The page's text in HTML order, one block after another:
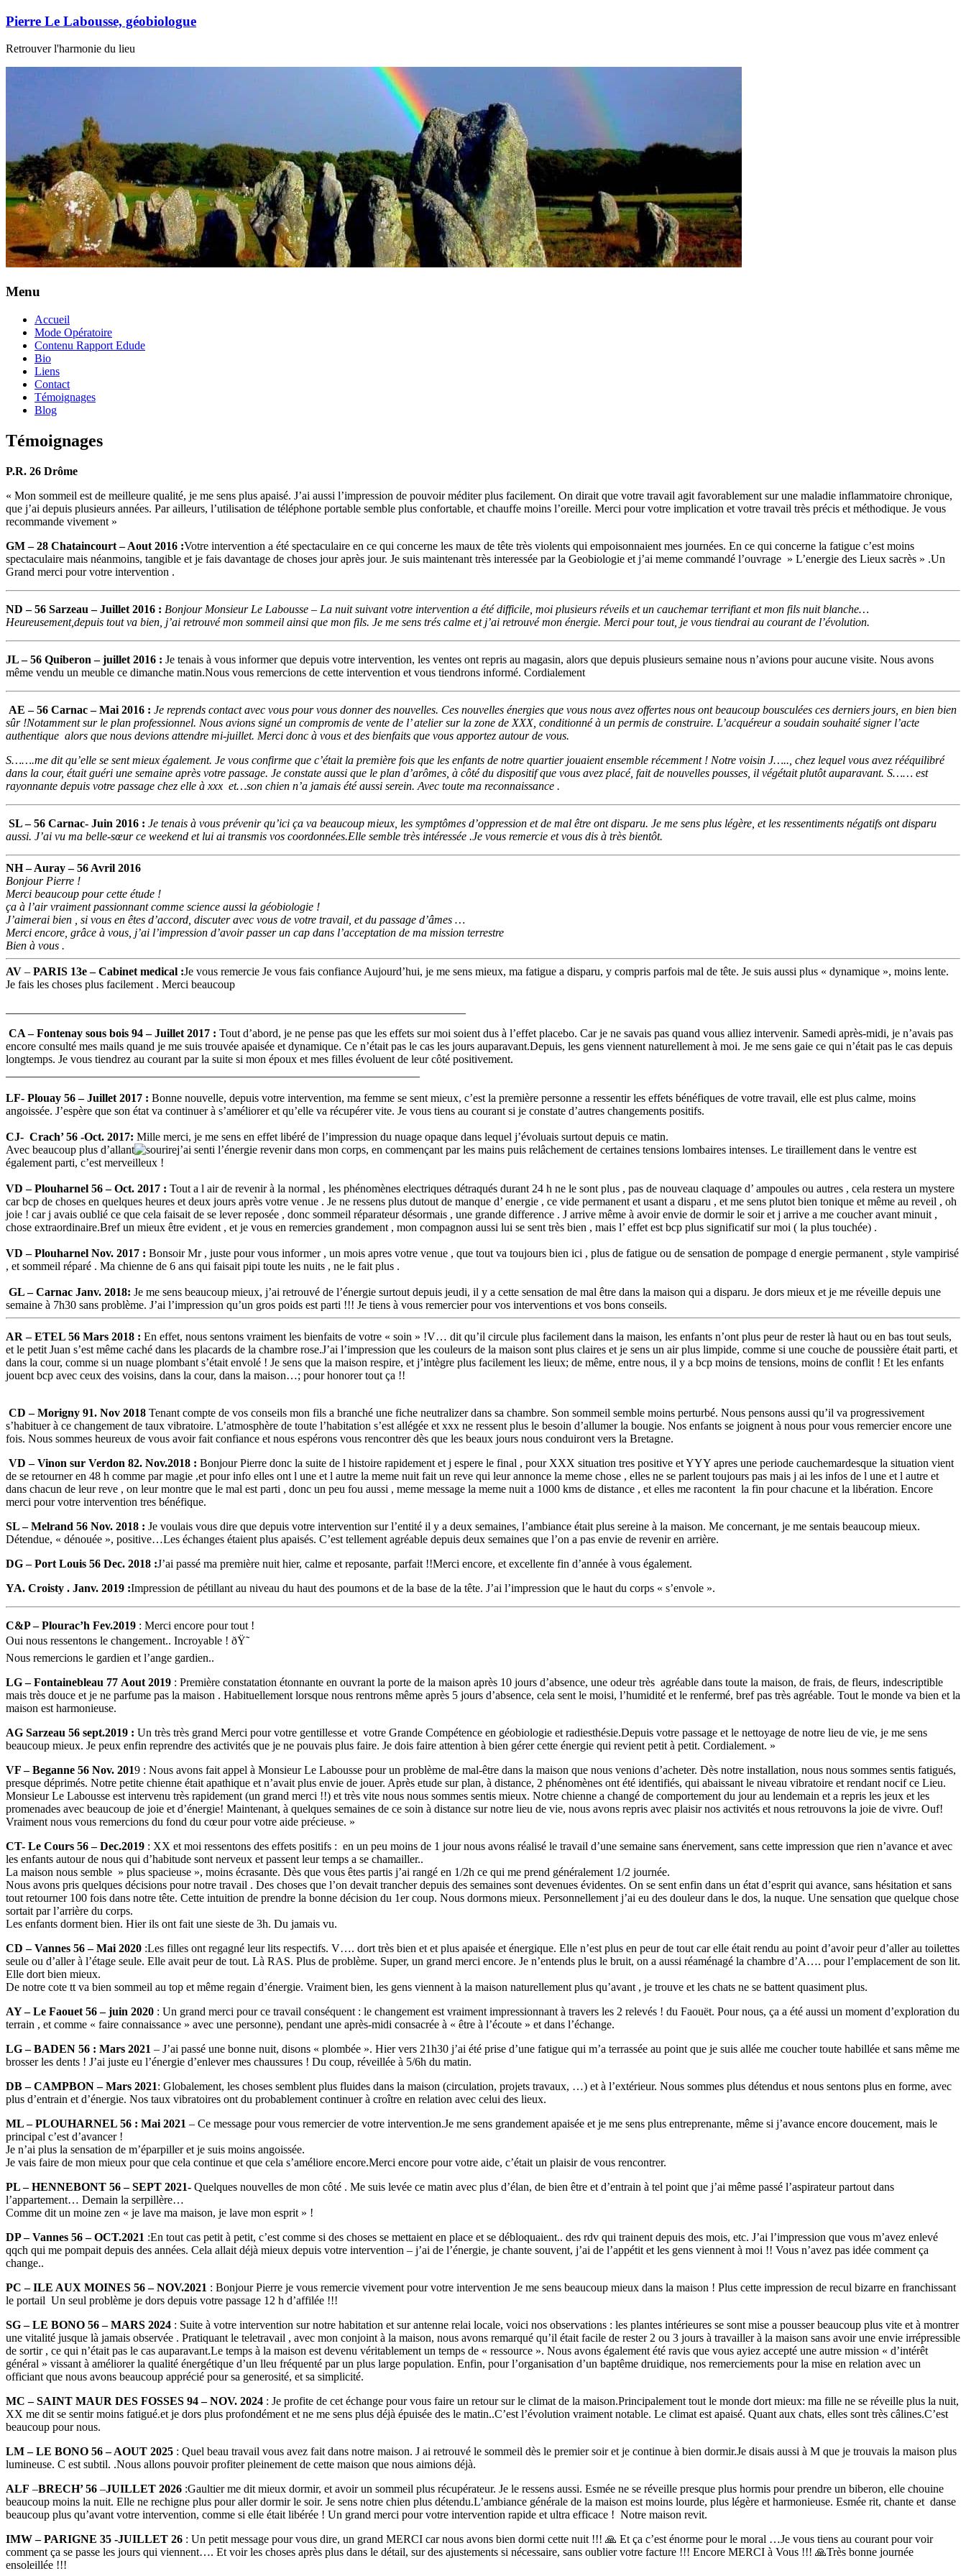
Skip
content
Pierre Le Labousse, géobiologue
Retrouver l'harmonie du lieu
Menu
Accueil
Mode Opératoire
Contenu Rapport Edude
Bio
Liens
Contact
Témoignages
Blog
Témoignages
P.R. 26 Drôme
« Mon sommeil est de meilleure qualité, je me sens plus apaisé. J’ai aussi l’impression de pouvoir méditer plus facilement. On dirait que votre travail agit favorablement sur une maladie inflammatoire chronique,
que j’ai depuis plusieurs années. Par ailleurs, l’utilisation de téléphone portable semble plus confortable, et chauffe moins l’oreille. Merci pour votre implication et votre travail très précis et méthodique. Je vous
recommande vivement »
GM – 28 Chataincourt – Aout 2016 :Votre intervention a été spectaculaire en ce qui concerne les maux de tête très violents qui empoisonnaient mes journées. En ce qui concerne la fatigue c’est moins
spectaculaire mais néanmoins, tangible et je fais davantage de choses jour après jour. Je suis maintenant très interessée par la Geobiologie et j’ai meme commandé l’ouvrage » L’energie des Lieux sacrès » .Un
Grand merci pour votre intervention .
ND – 56 Sarzeau – Juillet 2016 : Bonjour Monsieur Le Labousse – La nuit suivant votre intervention a été difficile, moi plusieurs réveils et un cauchemar terrifiant et mon fils nuit blanche…
Heureusement,depuis tout va bien, j’ai retrouvé mon sommeil ainsi que mon fils. Je me sens trés calme et j’ai retrouvé mon énergie. Merci pour tout, je vous tiendrai au courant de l’évolution.
JL – 56 Quiberon – juillet 2016 : Je tenais à vous informer que depuis votre intervention, les ventes ont repris au magasin, alors que depuis plusieurs semaine nous n’avions pour aucune visite. Nous avons
même vendu un meuble ce dimanche matin.Nous vous remercions de cette intervention et vous tiendrons informé. Cordialement
AE – 56 Carnac – Mai 2016 : Je reprends contact avec vous pour vous donner des nouvelles. Ces nouvelles énergies que vous nous avez offertes nous ont beaucoup bousculées ces derniers jours, en bien bien
sûr !Notamment sur le plan professionnel. Nous avions signé un compromis de vente de l’ atelier sur la zone de XXX, conditionné à un permis de construire. L’acquéreur a soudain souhaité signer l’acte
authentique alors que nous devions attendre mi-juillet. Merci donc à vous et des bienfaits que vous apportez autour de vous.
S…….me dit qu’elle se sent mieux également. Je vous confirme que c’était la première fois que les enfants de notre quartier jouaient ensemble récemment ! Notre voisin J….., chez lequel vous avez rééquilibré
dans la cour, était guéri une semaine après votre passage. Je constate aussi que le plan d’arômes, à côté du dispositif que vous avez placé, fait de nouvelles pousses, il végétait plutôt auparavant. S…… est
rayonnante depuis votre passage chez elle à xxx et…son chien n’a jamais été aussi serein. Avec toute ma reconnaissance .
SL – 56 Carnac- Juin 2016 : Je tenais à vous prévenir qu’ici ça va beaucoup mieux, les symptômes d’oppression et de mal être ont disparu. Je me sens plus légère, et les ressentiments négatifs ont disparu
aussi. J’ai vu ma belle-sœur ce weekend et lui ai transmis vos coordonnées.Elle semble très intéressée .Je vous remercie et vous dis à très bientôt.
NH – Auray – 56 Avril 2016
Bonjour Pierre !
Merci beaucoup pour cette étude !
ça à l’air vraiment passionnant comme science aussi la géobiologie !
J’aimerai bien , si vous en êtes d’accord, discuter avec vous de votre travail, et du passage d’âmes …
Merci encore, grâce à vous, j’ai l’impression d’avoir passer un cap dans l’acceptation de ma mission terrestre
Bien à vous .
AV – PARIS 13e – Cabinet medical :Je vous remercie Je vous fais confiance Aujourd’hui, je me sens mieux, ma fatigue a disparu, y compris parfois mal de tête. Je suis aussi plus « dynamique », moins lente.
Je fais les choses plus facilement . Merci beaucoup
CA – Fontenay sous bois 94 – Juillet 2017 : Tout d’abord, je ne pense pas que les effets sur moi soient dus à l’effet placebo. Car je ne savais pas quand vous alliez intervenir. Samedi après-midi, je n’avais pas
encore consulté mes mails quand je me suis trouvée apaisée et dynamique. Ce n’était pas le cas les jours auparavant.Depuis, les gens viennent naturellement à moi. Je me sens gaie ce qui n’était pas le cas depuis
longtemps. Je vous tiendrez au courant par la suite si mon époux et mes filles évoluent de leur côté positivement.
LF- Plouay 56 – Juillet 2017 : Bonne nouvelle, depuis votre intervention, ma femme se sent mieux, c’est la première personne a ressentir les effets bénéfiques de votre travail, elle est plus calme, moins
angoissée. J’espère que son état va continuer à s’améliorer et qu’elle va récupérer vite. Je vous tiens au courant si je constate d’autres changements positifs.
CJ- Crach’ 56 -Oct. 2017: Mille merci, je me sens en effet libéré de l’impression du nuage opaque dans lequel j’évoluais surtout depuis ce matin.
Avec beaucoup plus d’allant
j’ai senti l’énergie revenir dans mon corps, en commençant par les mains puis relâchement de certaines tensions lombaires intenses. Le tiraillement dans le ventre est
également parti, c’est merveilleux !
VD – Plouharnel 56 – Oct. 2017 : Tout a l air de revenir à la normal , les phénomènes electriques détraqués durant 24 h ne le sont plus , pas de nouveau claquage d’ ampoules ou autres , cela restera un mystere
car bcp de choses en quelques heures et deux jours après votre venue . Je ne ressens plus dutout de manque d’ energie , ce vide permanent et usant a disparu , et me sens plutot bien tonique et même au reveil , oh
joie ! car j avais oublié ce que cela faisait de se lever reposée , donc sommeil réparateur désormais , une grande difference . J arrive même à avoir envie de dormir le soir et j arrive a me coucher avant minuit ,
chose extraordinaire.Bref un mieux être evident , et je vous en remercies grandement , mon compagnon aussi lui se sent très bien , mais l’ effet est bcp plus significatif sur moi ( la plus touchée) .
VD – Plouharnel Nov. 2017 : Bonsoir Mr , juste pour vous informer , un mois apres votre venue , que tout va toujours bien ici , plus de fatigue ou de sensation de pompage d energie permanent , style vampirisé
, et sommeil réparé . Ma chienne de 6 ans qui faisait pipi toute les nuits , ne le fait plus .
GL – Carnac Janv. 2018: Je me sens beaucoup mieux, j’ai retrouvé de l’énergie surtout depuis jeudi, il y a cette sensation de mal être dans la maison qui a disparu. Je dors mieux et je me réveille depuis une
semaine à 7h30 sans problème. J’ai l’impression qu’un gros poids est parti !!! Je tiens à vous remercier pour vos interventions et vos bons conseils.
AR – ETEL 56 Mars 2018 : En effet, nous sentons vraiment les bienfaits de votre « soin » !V… dit qu’il circule plus facilement dans la maison, les enfants n’ont plus peur de rester là haut ou en bas tout seuls,
et le petit Juan s’est même caché dans les placards de la chambre rose.J’ai l’impression que les couleurs de la maison sont plus claires et je sens un air plus limpide, comme si une couche de poussière était parti, et
dans la cour, comme si un nuage plombant s’était envolé ! Je sens que la maison respire, et j’intègre plus facilement les lieux; de même, entre nous, il y a bcp moins de tensions, moins de conflit ! Et les enfants
jouent bcp avec ceux des voisins, dans la cour, dans la maison…; pour honorer tout ça !!
CD – Morigny 91. Nov 2018 Tenant compte de vos conseils mon fils a branché une fiche neutralizer dans sa chambre. Son sommeil semble moins perturbé. Nous pensons aussi qu’il va progressivement
s’habituer à ce changement de taux vibratoire. L’atmosphère de toute l’habitation s’est allégée et xxx ne ressent plus le besoin d’allumer la bougie. Nos enfants se joignent à nous pour vous remercier encore une
fois. Nous sommes heureux de vous avoir fait confiance et nous espérons vous rencontrer dès que les beaux jours nous conduiront vers la Bretagne.
VD – Vinon sur Verdon 82. Nov.2018 : Bonjour Pierre donc la suite de l histoire rapidement et j espere le final , pour XXX situation tres positive et YYY apres une periode cauchemardesque la situation vient
de se retourner en 48 h comme par magie ,et pour info elles ont l une et l autre la meme nuit fait un reve qui leur annonce la meme chose , elles ne se parlent toujours pas mais j ai les infos de l une et l autre et
dans chacun de leur reve , on leur montre que le mal est parti , donc un peu fou aussi , meme message la meme nuit a 1000 kms de distance , et elles me racontent la fin pour chacune et la libération. Encore
merci pour votre intervention tres bénéfique.
SL – Melrand 56 Nov. 2018 : Je voulais vous dire que depuis votre intervention sur l’entité il y a deux semaines, l’ambiance était plus sereine à la maison. Me concernant, je me sentais beaucoup mieux.
Détendue, « dénouée », positive…Les échanges étaient plus apaisés. C’est tellement agréable depuis deux semaines que l’on a pas envie de revenir en arrière.
DG – Port Louis 56 Dec. 2018 :J’ai passé ma première nuit hier, calme et reposante, parfait !!Merci encore, et excellente fin d’année à vous également.
YA. Croisty . Janv. 2019 :Impression de pétillant au niveau du haut des poumons et de la base de la tête. J’ai l’impression que le haut du corps « s’envole ».
C&P – Plourac’h Fev.2019 : Merci encore pour tout !
Oui nous ressentons le changement.. Incroyable ! ðŸ˜
Nous remercions le gardien et l’ange gardien..
LG – Fontainebleau 77 Aout 2019 : Première constatation étonnante en ouvrant la porte de la maison après 10 jours d’absence, une odeur très agréable dans toute la maison, de frais, de fleurs, indescriptible
mais très douce et je ne parfume pas la maison . Habituellement lorsque nous rentrons même après 5 jours d’absence, cela sent le moisi, l’humidité et le renfermé, bref pas très agréable. Tout le monde va bien et la
maison est harmonieuse.
AG Sarzeau 56 sept.2019 : Un très très grand Merci pour votre gentillesse et votre Grande Compétence en géobiologie et radiesthésie.Depuis votre passage et le nettoyage de notre lieu de vie, je me sens
beaucoup mieux. Je peux enfin reprendre des activités que je ne pouvais plus faire. Je dois faire attention à bien gérer cette énergie qui revient petit à petit. Cordialement. »
VF – Beganne 56 Nov. 2019 : Nous avons fait appel à Monsieur Le Labousse pour un problème de mal-être dans la maison que nous venions d’acheter. Dès notre installation, nous nous sommes sentis fatigués,
presque déprimés. Notre petite chienne était apathique et n’avait plus envie de jouer. Après etude sur plan, à distance, 2 phénomènes ont été identifiés, qui abaissant le niveau vibratoire et rendant nocif ce Lieu.
Monsieur Le Labousse est intervenu très rapidement (un grand merci !!) et très vite nous nous sommes sentis mieux. Notre chienne a changé de comportement du jour au lendemain et a repris les jeux et les
promenades avec beaucoup de joie et d’énergie! Maintenant, à quelques semaines de ce soin à distance sur notre lieu de vie, nous avons repris avec plaisir nos activités et nous retrouvons la joie de vivre. Ouf!
Vraiment nous vous remercions du fond du cœur pour votre aide précieuse. »
CT- Le Cours 56 – Dec.2019 : XX et moi ressentons des effets positifs : en un peu moins de 1 jour nous avons réalisé le travail d’une semaine sans énervement, sans cette impression que rien n’avance et avec
les enfants autour de nous qui d’habitude sont nerveux et passent leur temps a se chamailler..
La maison nous semble » plus spacieuse », moins écrasante. Dès que vous êtes partis j’ai rangé en 1/2h ce qui me prend généralement 1/2 journée.
Nous avons pris quelques décisions pour notre travail . Des choses que l’on devait trancher depuis des semaines sont devenues évidentes. On se sent enfin dans un état d’esprit qui avance, sans hésitation et sans
tout retourner 100 fois dans notre tête. Cette intuition de prendre la bonne décision du 1er coup. Nous dormons mieux. Personnellement j’ai eu des douleur dans le dos, la nuque. Une sensation que quelque chose
sortait par l’arrière du corps.
Les enfants dorment bien. Hier ils ont fait une sieste de 3h. Du jamais vu.
CD – Vannes 56 – Mai 2020 :Les filles ont regagné leur lits respectifs. V…. dort très bien et et plus apaisée et énergique. Elle n’est plus en peur de tout car elle était rendu au point d’avoir peur d’aller au toilettes
seule ou d’aller à l’étage seule. Elle avait peur de tout. Là RAS. Plus de problème. Super, un grand merci encore. Je n’entends plus le bruit, on a aussi réaménagé la chambre d’A…. pour l’emplacement de son lit.
Elle dort bien mieux.
De notre cote tt va bien sommeil au top et même regain d’énergie. Vraiment bien, les gens viennent à la maison naturellement plus qu’avant , je trouve et les chats ne se battent quasiment plus.
AY – Le Faouet 56 – juin 2020 : Un grand merci pour ce travail conséquent : le changement est vraiment impressionnant à travers les 2 relevés ! du Faouët. Pour nous, ça a été aussi un moment d’exploration du
terrain , et comme « faire connaissance » avec une personne), pendant une après-midi consacrée à « être à l’écoute » et dans l’échange.
LG – BADEN 56 : Mars 2021 – J’ai passé une bonne nuit, disons « plombée ». Hier vers 21h30 j’ai été prise d’une fatigue qui m’a terrassée au point que je suis allée me coucher toute habillée et sans même me
brosser les dents ! J’ai juste eu l’énergie d’enlever mes chaussures ! Du coup, réveillée à 5/6h du matin.
DB – CAMPBON – Mars 2021: Globalement, les choses semblent plus fluides dans la maison (circulation, projets travaux, …) et à l’extérieur. Nous sommes plus détendus et nous sentons plus en forme, avec
plus d’entrain et d’énergie. Nos taux vibratoires ont du probablement continuer à croître en relation avec celui des lieux.
ML – PLOUHARNEL 56 : Mai 2021 – Ce message pour vous remercier de votre intervention.Je me sens grandement apaisée et je me sens plus entreprenante, même si j’avance encore doucement, mais le
principal c’est d’avancer !
Je n’ai plus la sensation de m’éparpiller et je suis moins angoissée.
Je vais faire de mon mieux pour que cela continue et que cela s’améliore encore.Merci encore pour votre aide, c’était un plaisir de vous rencontrer.
PL – HENNEBONT 56 – SEPT 2021- Quelques nouvelles de mon côté . Me suis levée ce matin avec plus d’élan, de bien être et d’entrain à tel point que j’ai même passé l’aspirateur partout dans
l’appartement… Demain la serpillère…
Comme dit un moine zen « je lave ma maison, je lave mon esprit » !
DP – Vannes 56 – OCT.2021 :En tout cas petit à petit, c’est comme si des choses se mettaient en place et se débloquaient.. des rdv qui trainent depuis des mois, etc. J’ai l’impression que vous m’avez enlevé
qqch qui me pompait depuis des années. Cela allait déjà mieux depuis votre intervention – j’ai de l’énergie, je chante souvent, j’ai de l’appétit et les gens viennent à moi !! Vous n’avez pas idée comment ça
change..
PC – ILE AUX MOINES 56 – NOV.2021 : Bonjour Pierre je vous remercie vivement pour votre intervention Je me sens beaucoup mieux dans la maison ! Plus cette impression de recul bizarre en franchissant
le portail Un seul problème je dors depuis votre passage 12 h d’affilée !!!
SG – LE BONO 56 – MARS 2024 : Suite à votre intervention sur notre habitation et sur antenne relai locale, voici nos observations : les plantes intérieures se sont mise a pousser beaucoup plus vite et à montrer
une vitalité jusque là jamais observée . Pratiquant le teletravail , avec mon conjoint à la maison, nous avons remarqué qu’il était facile de rester 2 ou 3 jours à travailler à la maison sans avoir une envie irrépressible
de sortir , ce qui n’était pas le cas auparavant.Le temps à la maison est devenu véritablement un temps de « ressource ». Nous avons également été ravis que vous ayiez accepté une autre mission « d’intérêt
général » vissant à améliorer la qualité énergétique d’un lleu fréquenté par un plus large population. Enfin, pour l’organisation d’un baptême druidique, nos remerciements pour la mise en relation avec un
officiant que nous avons beaucoup apprécié pour sa generosité, et sa simplicité.
MC – SAINT MAUR DES FOSSES 94 – NOV. 2024 : Je profite de cet échange pour vous faire un retour sur le climat de la maison.Principalement tout le monde dort mieux: ma fille ne se réveille plus la nuit,
XX me dit se sentir moins fatigué.et je dors plus profondément et ne me sens plus déjà épuisée des le matin..C’est l’évolution vraiment notable. Le climat est apaisé. Quant aux chats, elles sont très câlines.C’est
beaucoup pour nous.
LM – LE BONO 56 – AOUT 2025 : Quel beau travail vous avez fait dans notre maison. J ai retrouvé le sommeil dès le premier soir et je continue à bien dormir.Je disais aussi à M que je trouvais la maison plus
lumineuse. C est subtil. .Nous allons pouvoir profiter pleinement de cette maison que nous aimions déjà.
ALF –BRECH’ 56 –JUILLET 2026 :Gaultier me dit mieux dormir, et avoir un sommeil plus récupérateur. Je le ressens aussi. Esmée ne se réveille presque plus hormis pour prendre un biberon, elle chouine
beaucoup moins la nuit. Elle ne rechigne plus pour aller dormir le soir. Je sens notre chien plus détendu.L’ambiance générale de la maison est moins lourde, plus légère et harmonieuse. Esmée rit, chante et danse
beaucoup plus qu’avant votre intervention, comme si elle était libérée ! Un grand merci pour votre intervention rapide et ultra efficace ! Notre maison revit.
IMW – PARIGNE 35 -JUILLET 26 : Un petit message pour vous dire, un grand MERCI car nous avons bien dormi cette nuit !!! 🙏 Et ça c’est énorme pour le moral …Je vous tiens au courant pour voir
comment ça se passe les jours qui viennent…. Et voir les choses après plus dans le détail, sur des ajustements si nécessaire, sans oublier votre facture !!! Encore MERCI à Vous !!! 🙏Très bonne journée
ensoleillée !!!